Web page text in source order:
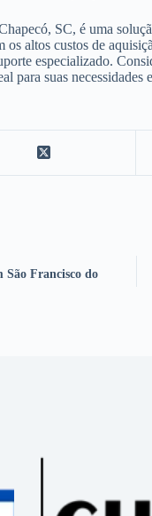
SC, é uma
os altos custos de
especializado.
para suas
São Francisco do